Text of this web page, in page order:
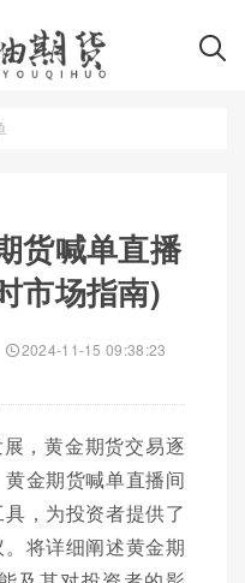
货喊单直播
市场指南)
2024-11-15 09:38:23
，黄金期货交易逐
金期货喊单直播间
，为投资者提供了
将详细阐述黄金期